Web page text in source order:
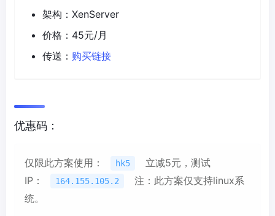
架构：XenServer
价格：45元/月
传送： 购买链接
优惠码：
仅限此方案使用： hk5
立减5元，测试
IP：
164.155.105.2
注：此方案仅支持linux系
统。